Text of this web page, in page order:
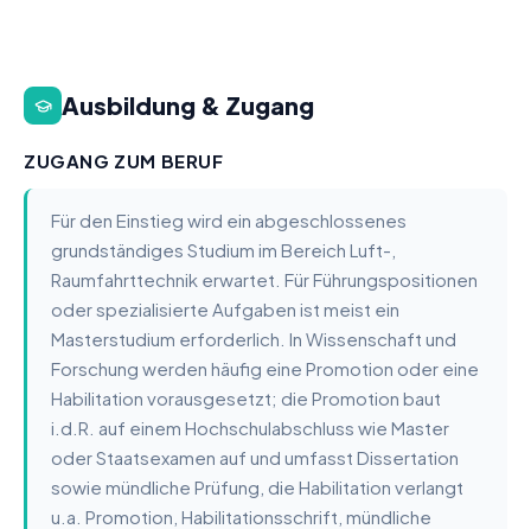
Ausbildung & Zugang
ZUGANG ZUM BERUF
Für den Einstieg wird ein abgeschlossenes
grundständiges Studium im Bereich Luft-,
Raumfahrttechnik erwartet. Für Führungspositionen
oder spezialisierte Aufgaben ist meist ein
Masterstudium erforderlich. In Wissenschaft und
Forschung werden häufig eine Promotion oder eine
Habilitation vorausgesetzt; die Promotion baut
i.d.R. auf einem Hochschulabschluss wie Master
oder Staatsexamen auf und umfasst Dissertation
sowie mündliche Prüfung, die Habilitation verlangt
u.a. Promotion, Habilitationsschrift, mündliche